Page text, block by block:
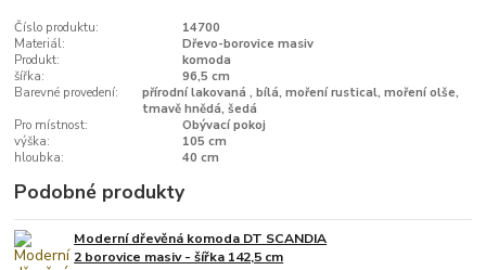
Číslo produktu:
14700
Materiál:
Dřevo-borovice masiv
Produkt:
komoda
šířka:
96,5 cm
Barevné provedení:
přírodní lakovaná , bílá, moření rustical, moření olše,
tmavě hnědá, šedá
Pro místnost:
Obývací pokoj
výška:
105 cm
hloubka:
40 cm
Podobné produkty
Moderní dřevěná komoda DT SCANDIA
2 borovice masiv - šířka 142,5 cm